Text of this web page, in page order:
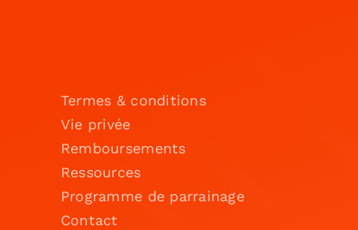
Termes & conditions
Vie privée
Remboursements
Ressources
Programme de parrainage
Contact